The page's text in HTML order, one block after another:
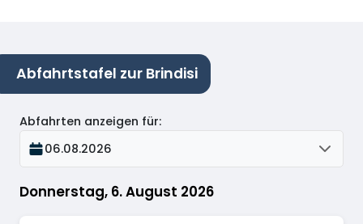
Abfahrtstafel zur Brindisi
Donnerstag, 6. August 2026
Abfahrten anzeigen für:
06.08.2026